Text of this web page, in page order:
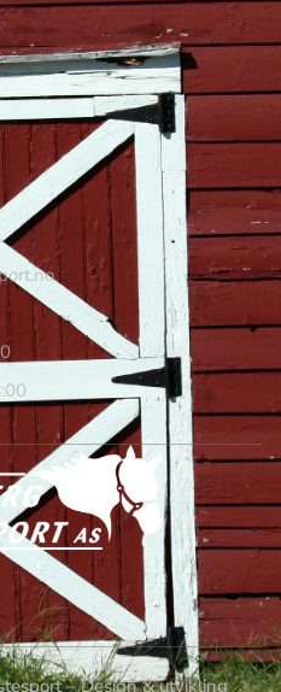
– Design & utvikling